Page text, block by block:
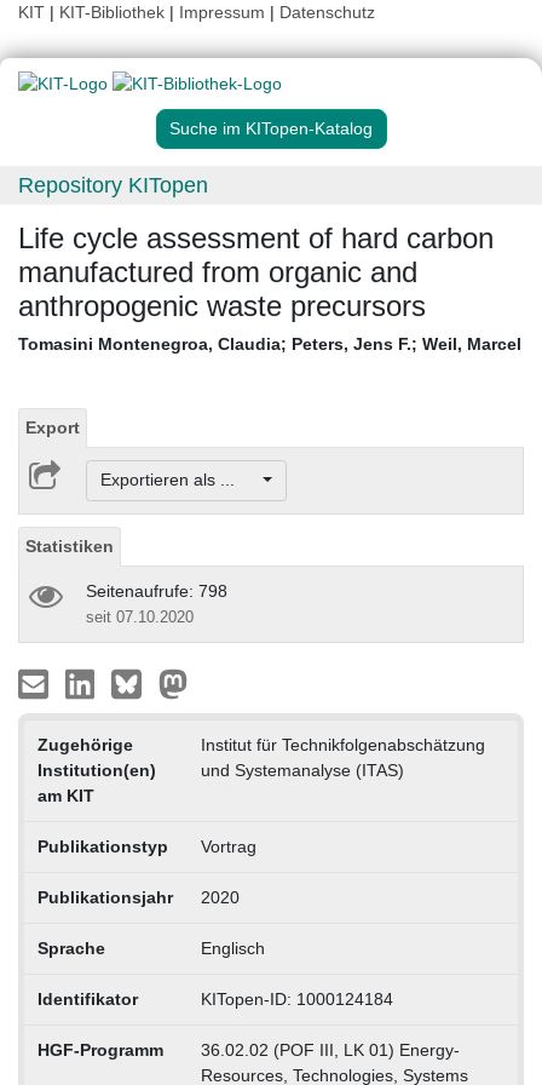
KIT | KIT-Bibliothek | Impressum | Datenschutz
Suche im KITopen-Katalog
Repository KITopen
Life cycle assessment of hard carbon
manufactured from organic and
anthropogenic waste precursors
Tomasini Montenegroa, Claudia; Peters, Jens F.; Weil, Marcel
Export
Exportieren als ...
Statistiken
Seitenaufrufe: 798
seit 07.10.2020
Zugehörige
Institution(en)
am KIT
Institut für Technikfolgenabschätzung
und Systemanalyse (ITAS)
Publikationstyp Vortrag
Publikationsjahr 2020
Sprache Englisch
Identifikator KITopen-ID: 1000124184
HGF-Programm
36.02.02 (POF III, LK 01) Energy-
Resources, Technologies, Systems